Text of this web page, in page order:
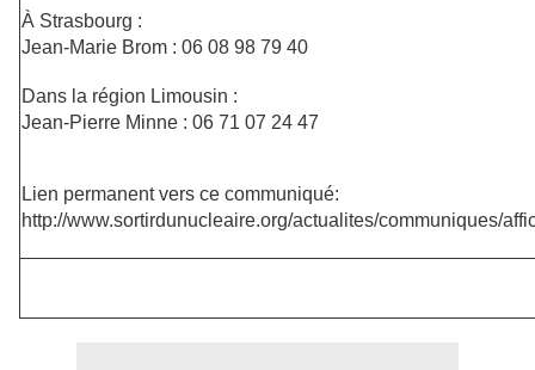
À Strasbourg :
Jean-Marie Brom : 06 08 98 79 40
Dans la région Limousin :
Jean-Pierre Minne : 06 71 07 24 47
Lien permanent vers ce communiqué:
http://www.sortirdunucleaire.org/actualites/communiques/